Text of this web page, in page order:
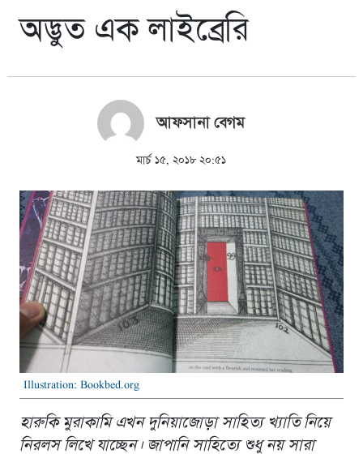
অদ্ভুত এক লাইব্রেরি
আফসানা বেগম
মার্চ ১৫, ২০১৮ ২০:৫১
Illustration: Bookbed.org
হারুকি মুরাকামি এখন দুনিয়াজোড়া সাহিত্য খ্যাতি নিয়ে
নিরলস লিখে যাচ্ছেন। জাপানি সাহিত্যে শুধু নয় সারা